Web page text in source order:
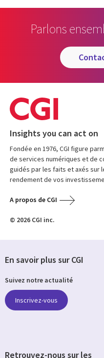
Parlons
Insights you can act on
Fondée en 1976, CGI figure
de services numériques et de
guidés par les faits et axés sur
rendement de vos
A propos de CGI
© 2026 CGI inc.
En savoir plus sur CGI
Suivez notre actualité
Inscrivez-vous
Retrouvez-nous sur les